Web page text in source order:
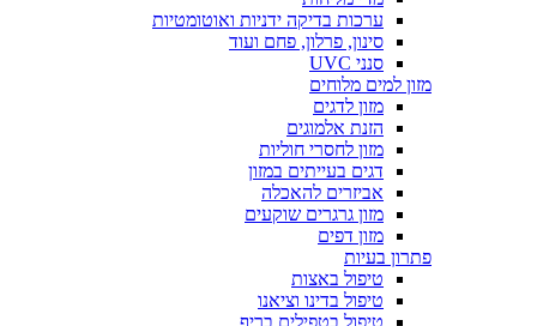
ערכות בדיקה ידניות ואוטומטיות
סינון, פרלון, פחם ועוד
סנני UVC
מזון למים מלוחים
מזון לדגים
הזנת אלמוגים
מזון לחסרי חוליות
דגים בעייתים במזון
אביזרים להאכלה
מזון גרגרים שוקעים
מזון דפים
פתרון בעיות
טיפול באצות
טיפול בדינו וציאנו
טיפול בטפילים בריף